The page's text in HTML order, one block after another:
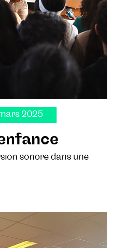
2025
sonore dans une